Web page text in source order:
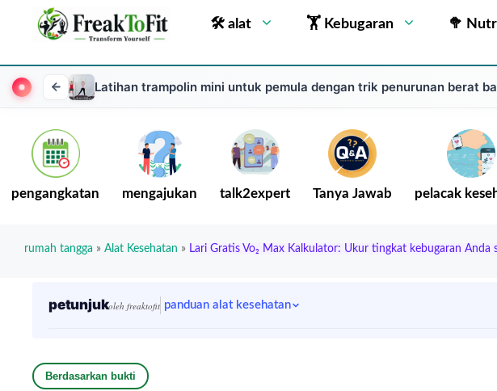
🛠 alat 🏋 Kebugaran 🥦
Latihan trampolin mini untuk pemula dengan trik penurunan berat
pengangkatan mengajukan talk2expert Tanya Jawab pelacak
rumah tangga » Alat Kesehatan » Lari Gratis Vo₂ Max Kalkulator: Ukur tingkat kebugaran Anda
petunjukoleh freaktofit panduan alat kesehatan
Berdasarkan bukti